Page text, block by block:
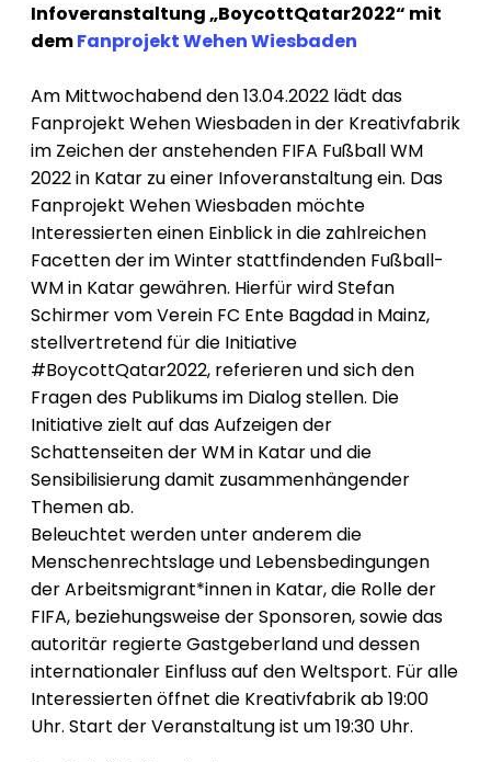
Infoveranstaltung „BoycottQatar2022“ mit
demFanprojekt Wehen Wiesbaden
Am Mittwochabend den 13.04.2022 lädt das
Fanprojekt Wehen Wiesbaden in der Kreativfabrik
im Zeichen der anstehenden FIFA Fußball WM
2022 in Katar zu einer Infoveranstaltung ein. Das
Fanprojekt Wehen Wiesbaden möchte
Interessierten einen Einblick in die zahlreichen
Facetten der im Winter stattfindenden Fußball-
WM in Katar gewähren. Hierfür wird Stefan
Schirmer vom Verein FC Ente Bagdad in Mainz,
stellvertretend für die Initiative
#BoycottQatar2022, referieren und sich den
Fragen des Publikums im Dialog stellen. Die
Initiative zielt auf das Aufzeigen der
Schattenseiten der WM in Katar und die
Sensibilisierung damit zusammenhängender
Themen ab.
Beleuchtet werden unter anderem die
Menschenrechtslage und Lebensbedingungen
der Arbeitsmigrant*innen in Katar, die Rolle der
FIFA, beziehungsweise der Sponsoren, sowie das
autoritär regierte Gastgeberland und dessen
internationaler Einfluss auf den Weltsport. Für alle
Interessierten öffnet die Kreativfabrik ab 19:00
Uhr. Start der Veranstaltung ist um 19:30 Uhr.